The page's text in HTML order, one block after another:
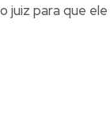
para que